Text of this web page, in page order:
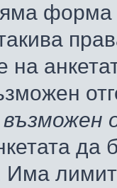
форма
на
да
Има